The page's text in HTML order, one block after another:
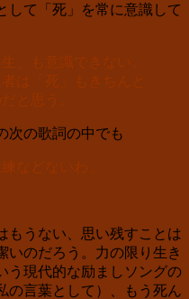
して「死」を常に意識して
」も意識できない。
は「死」もきちんと
と思う。
次の歌詞の中でも
などないわ」
もうない、思い残すことは
いのだろう。力の限り生き
う現代的な励ましソングの
の言葉として）、もう死ん